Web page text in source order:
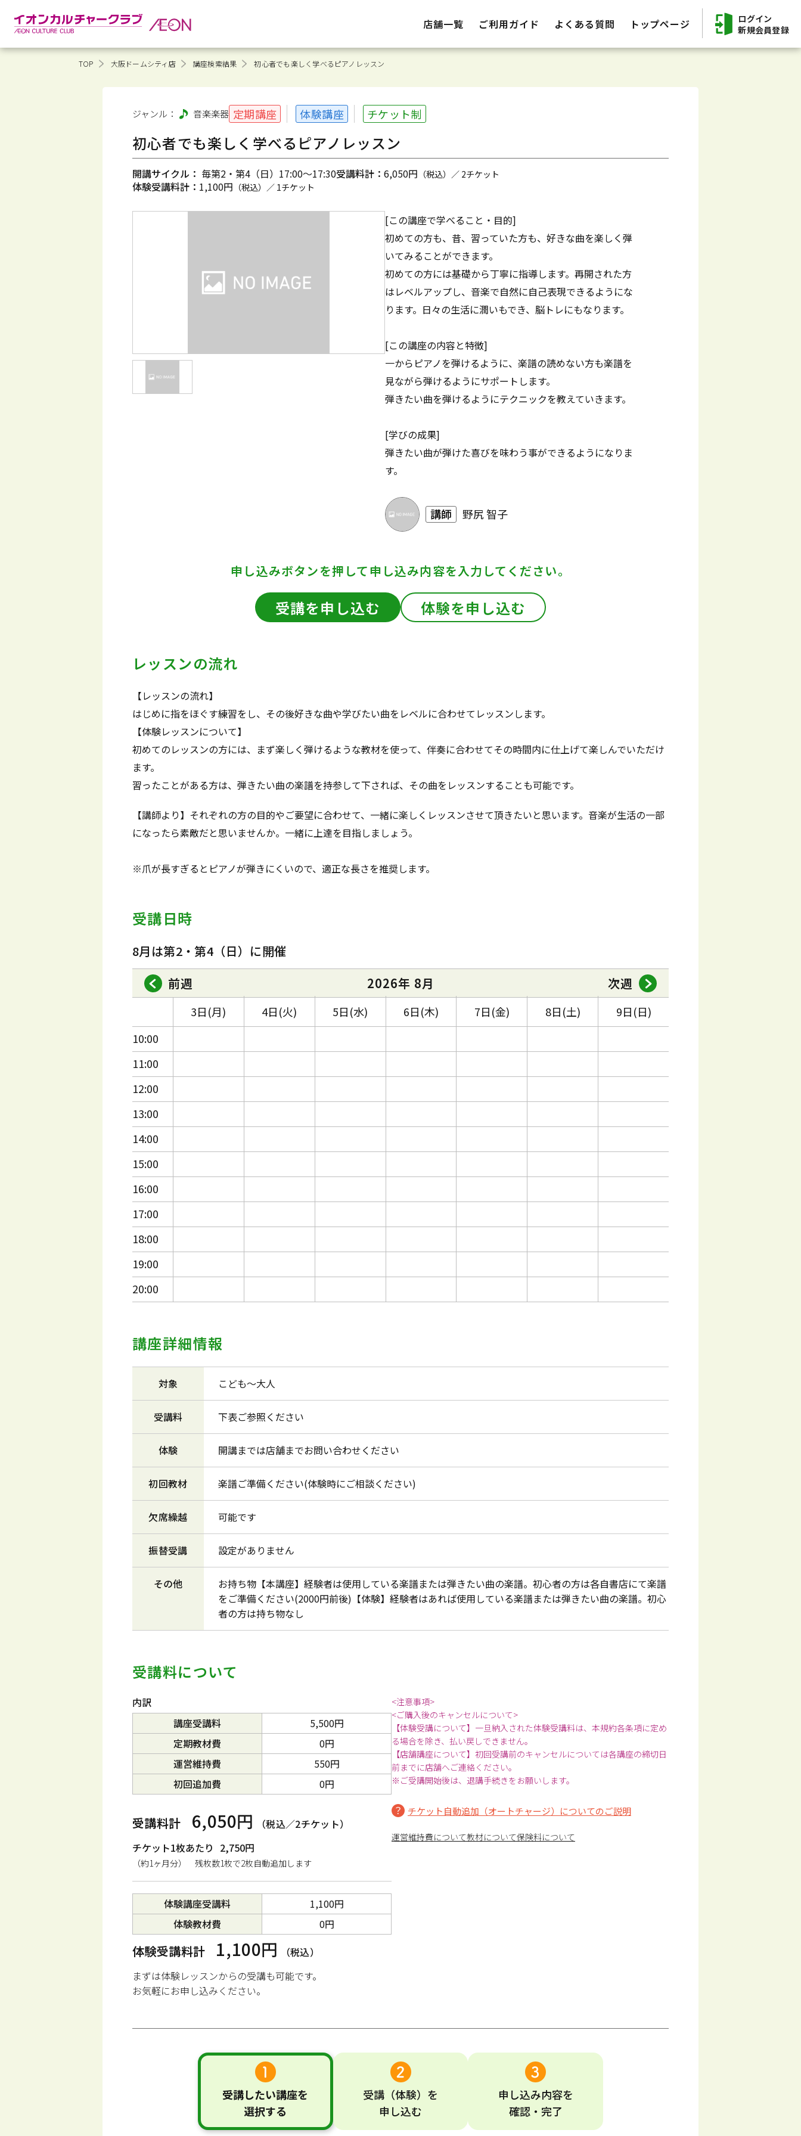
店舗一覧 ご利用ガイド よくある質問 トップページ
ログイン
新規会員登録
TOP 大阪ドームシティ店 講座検索結果 初心者でも楽しく学べるピアノレッスン
ジャンル： 音楽楽器 定期講座 体験講座 チケット制
初心者でも楽しく学べるピアノレッスン
開講サイクル： 毎第2・第4（日）17:00～17:30受講料計： 6,050円 （税込）／ 2チケット
体験受講料計： 1,100円 （税込）／ 1チケット
[この講座で学べること・目的]
初めての方も、昔、習っていた方も、好きな曲を楽しく弾
いてみることができます。
初めての方には基礎から丁寧に指導します。再開された方
はレベルアップし、音楽で自然に自己表現できるようにな
ります。日々の生活に潤いもでき、脳トレにもなります。
[この講座の内容と特徴]
一からピアノを弾けるように、楽譜の読めない方も楽譜を
見ながら弾けるようにサポートします。
弾きたい曲を弾けるようにテクニックを教えていきます。
[学びの成果]
弾きたい曲が弾けた喜びを味わう事ができるようになりま
す。
講師 野尻 智子
申し込みボタンを押して申し込み内容を入力してください。
受講を申し込む 体験を申し込む
レッスンの流れ
【レッスンの流れ】
はじめに指をほぐす練習をし、その後好きな曲や学びたい曲をレベルに合わせてレッスンします。
【体験レッスンについて】
初めてのレッスンの方には、まず楽しく弾けるような教材を使って、伴奏に合わせてその時間内に仕上げて楽しんでいただけ
ます。
習ったことがある方は、弾きたい曲の楽譜を持参して下されば、その曲をレッスンすることも可能です。
【講師より】それぞれの方の目的やご要望に合わせて、一緒に楽しくレッスンさせて頂きたいと思います。音楽が生活の一部
になったら素敵だと思いませんか。一緒に上達を目指しましょう。
※爪が長すぎるとピアノが弾きにくいので、適正な長さを推奨します。
受講日時
8月は第2・第4（日）に開催
前週
2026年 8月 次週
10:00
11:00
12:00
13:00
14:00
15:00
16:00
17:00
18:00
19:00
20:00
3日(月) 4日(火) 5日(水) 6日(木) 7日(金) 8日(土) 9日(日)
講座詳細情報
対象 こども～大人
受講料 下表ご参照ください
体験 開講までは店舗までお問い合わせください
初回教材 楽譜ご準備ください(体験時にご相談ください)
欠席繰越 可能です
振替受講 設定がありません
その他
お持ち物【本講座】経験者は使用している楽譜または弾きたい曲の楽譜。初心者の方は各自書店にて楽譜
をご準備ください(2000円前後)【体験】経験者はあれば使用している楽譜または弾きたい曲の楽譜。初心
者の方は持ち物なし
受講料について
内訳
講座受講料
5,500円
定期教材費
0円
運営維持費
550円
初回追加費
0円
受講料計 6,050円
（税込／2チケット）
チケット1枚あたり 2,750円
（約1ヶ月分） 残枚数1枚で2枚自動追加します
体験講座受講料
1,100円
体験教材費
0円
体験受講料計 1,100円
（税込）
まずは体験レッスンからの受講も可能です。
お気軽にお申し込みください。
<注意事項>
<ご購入後のキャンセルについて>
【体験受講について】一旦納入された体験受講料は、本規約各条項に定め
る場合を除き、払い戻しできません。
【店舗講座について】初回受講前のキャンセルについては各講座の締切日
前までに店舗へご連絡ください。
※ご受講開始後は、退講手続きをお願いします。
チケット自動追加（オートチャージ）についてのご説明
運営維持費について教材について保険料について
受講したい講座を
選択する
受講 （体験） を
申し込む
申し込み内容を
確認・完了